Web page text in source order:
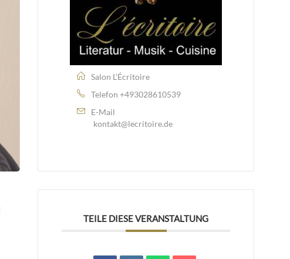
Salon L'Écritoire
Telefon +493028610539
E-Mail
kontakt@lecritoire.de
TEILE DIESE VERANSTALTUNG